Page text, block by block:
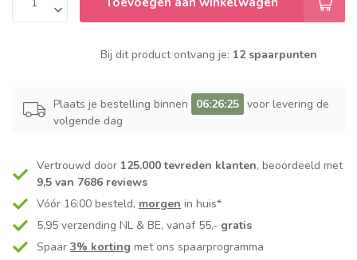
Bij dit product ontvang je: 12 spaarpunten
Plaats je bestelling binnen 06:26:25 voor levering de
volgende dag
Vertrouwd door 125.000 tevreden klanten, beoordeeld met
9,5 van 7686 reviews
Vóór 16:00 besteld, morgen in huis*
5,95 verzending NL & BE, vanaf 55,- gratis
Spaar 3% korting met ons spaarprogramma